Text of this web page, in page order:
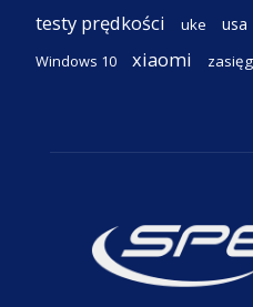
testy prędkości uke usa
Windows 10 xiaomi zasięg